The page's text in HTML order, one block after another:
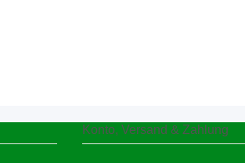
Konto, Versand & Zahlung